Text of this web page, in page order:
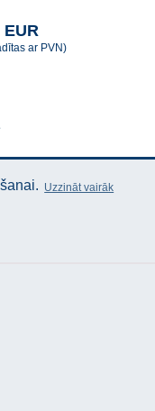
EUR
ar PVN)
Uzzināt vairāk